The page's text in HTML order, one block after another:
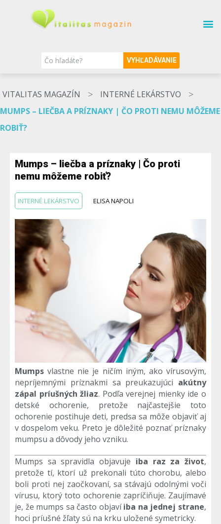
VYHĽADÁVANIE
VITALITAS MAGAZÍN > INTERNÉ LEKÁRSTVO >
MUMPS – LIEČBA A PRÍZNAKY | ČO PROTI NEMU MÔŽEME
ROBIŤ?
Mumps – liečba a príznaky | Čo proti
nemu môžeme robiť?
INTERNÉ LEKÁRSTVO ELISA NAPOLI
Mumpsvlastne nie je ničím iným, ako vírusovým,
nepríjemnými príznakmi sa preukazujúci akútny
zápal príušných žliaz. Podľa verejnej mienky ide o
detské ochorenie, pretože najčastejšie toto
ochorenie postihuje deti, predsa sa môže objaviť aj
v dospelom veku. Preto je dôležité poznať príznaky
mumpsu a dôvody jeho vzniku.
Mumps sa spravidla objavuje iba raz za život,
pretože tí, ktorí už prekonali túto chorobu, alebo
boli proti nej zaočkovaní, sa stávajú odolnými voči
vírusu, ktorý toto ochorenie zapríčiňuje. Zaujímavé
je, že mumps sa často objavíiba na jednej strane,
hoci príušné žľaty sú na krku uložené symetricky.